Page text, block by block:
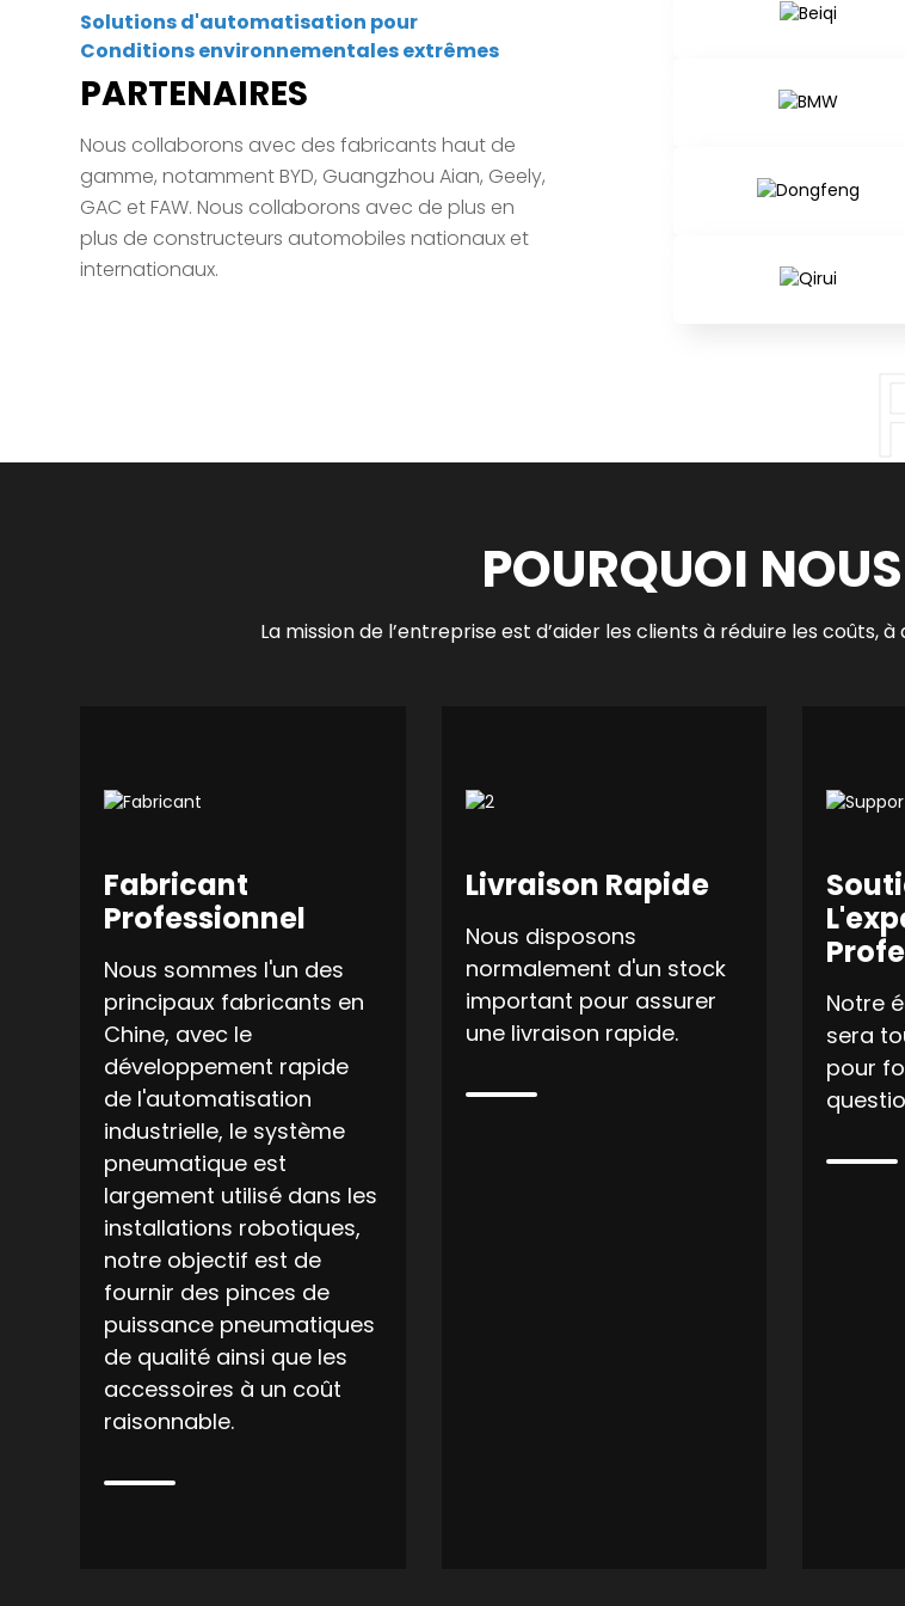
Solutions d'automatisation pour
Conditions environnementales extrêmes
PARTENAIRES
Nous collaborons avec des fabricants haut de
gamme, notamment BYD, Guangzhou Aian, Geely,
GAC et FAW. Nous collaborons avec de plus en
plus de constructeurs automobiles nationaux et
internationaux.
POURQUOI
La mission de l’entreprise est d’aider les clients à réduire les coûts,
Fabricant
Professionnel
Nous sommes l'un des
principaux fabricants en
Chine, avec le
développement rapide
de l'automatisation
industrielle, le système
pneumatique est
largement utilisé dans les
installations robotiques,
notre objectif est de
fournir des pinces de
puissance pneumatiques
de qualité ainsi que les
accessoires à un coût
raisonnable.
Livraison Rapide
Nous disposons
normalement d'un stock
important pour assurer
une livraison rapide.
Notre
sera
pour